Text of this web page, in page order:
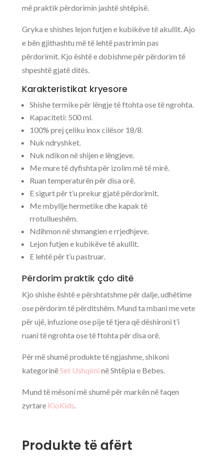
më praktik përdorimin jashtë shtëpisë.
Gryka e shishes lejon futjen e kubikëve të akullit. Ajo
e bën gjithashtu më të lehtë pastrimin pas
përdorimit. Kjo është e dobishme për përdorim të
shpeshtë gjatë ditës.
Karakteristikat kryesore
Shishe termike për lëngje të ftohta ose të ngrohta.
Kapaciteti: 500 ml.
100% prej çeliku inox cilësor 18/8.
Nuk ndryshket.
Nuk ndikon në shijen e lëngjeve.
Me mure të dyfishta për izolim më të mirë.
Ruan temperaturën për disa orë.
E sigurt për t’u prekur gjatë përdorimit.
Me mbyllje hermetike dhe kapak të
rrotullueshëm.
Ndihmon në shmangien e rrjedhjeve.
Lejon futjen e kubikëve të akullit.
E lehtë për t’u pastruar.
Përdorim praktik çdo ditë
Kjo shishe është e përshtatshme për dalje, udhëtime
ose përdorim të përditshëm. Mund ta mbani me vete
për ujë, infuzione ose pije të tjera që dëshironi t’i
ruani të ngrohta ose të ftohta për disa orë.
Për më shumë produkte të ngjashme, shikoni
kategorinëSet Ushqimi në Shtëpia e Bebes.
Mund të mësoni më shumë për markën në faqen
zyrtare KioKids.
Produkte të afërt